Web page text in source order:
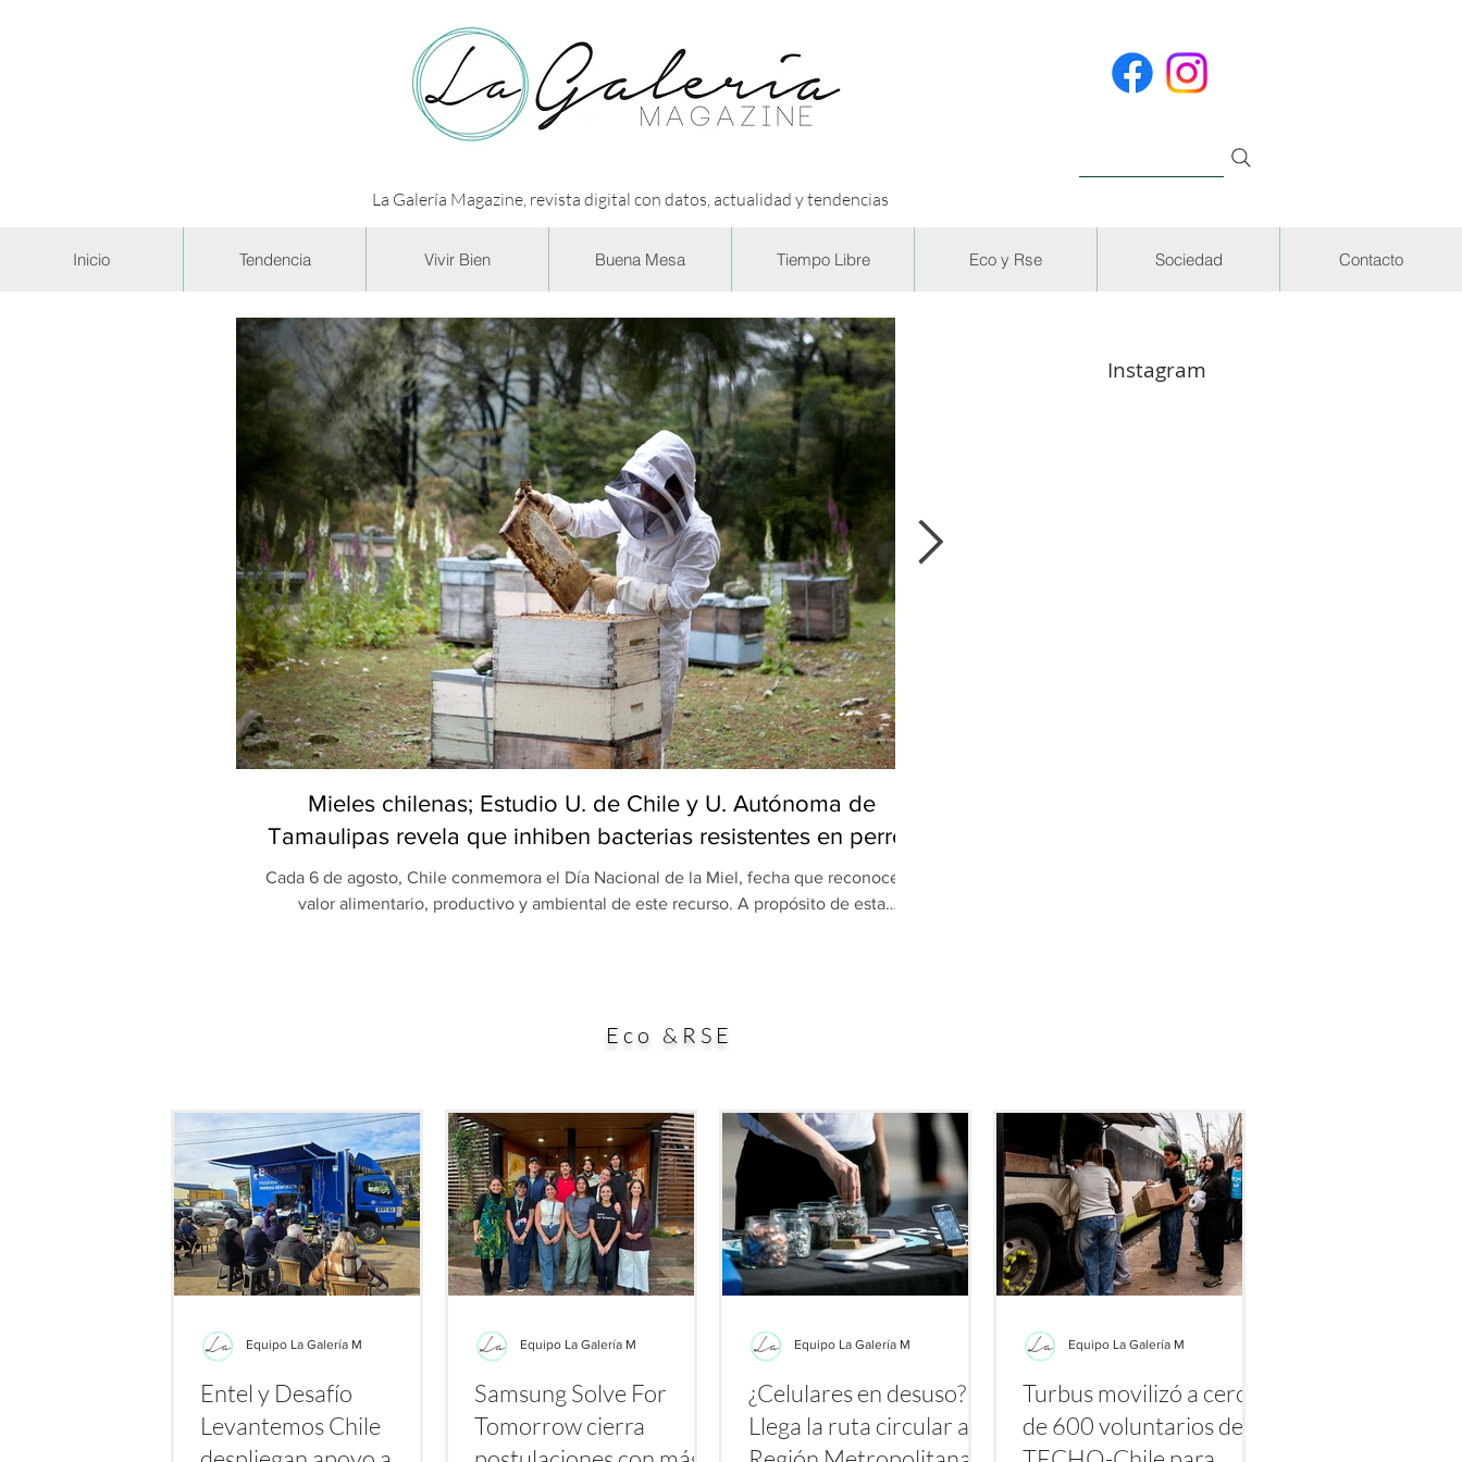
La Galería Magazine, revista digital con datos, actualidad y tendencias
Inicio Tendencia Vivir Bien Buena Mesa Tiempo Libre Eco y Rse Sociedad Contacto
Mieles chilenas; Estudio U. de Chile y U. Autónoma de
Tamaulipas revela que inhiben bacterias resistentes en perros
Cada 6 de agosto, Chile conmemora el Día Nacional de la Miel, fecha que reconoce el
valor alimentario, productivo y ambiental de este recurso. A propósito de esta
Instagram
Eco &RSE
Entel y Desafío
Levantemos Chile
Equipo La Galería M
Samsung Solve For
Tomorrow cierra
Equipo La Galería M
¿Celulares en desuso?
Llega la ruta circular a la
Equipo La Galería M
Turbus movilizó a cerca
de 600 voluntarios de
Equipo La Galería M